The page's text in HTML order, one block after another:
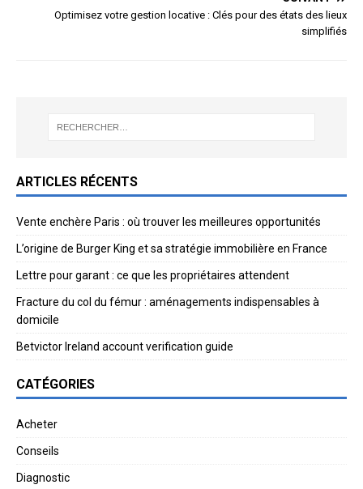
Optimisez votre gestion locative : Clés pour des états des lieux
simplifiés
ARTICLES RÉCENTS
Vente enchère Paris : où trouver les meilleures opportunités
L’origine de Burger King et sa stratégie immobilière en France
Lettre pour garant : ce que les propriétaires attendent
Fracture du col du fémur : aménagements indispensables à
domicile
Betvictor Ireland account verification guide
CATÉGORIES
Acheter
Conseils
Diagnostic